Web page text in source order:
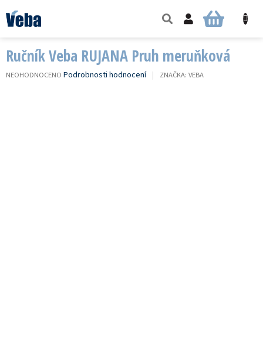
na
obsah
NÁKUPNÍ
Ručník Veba RUJANA Pruh meruňková
PRŮMĚRNÉ
NEOHODNOCENO Podrobnosti hodnocení ZNAČKA: VEBA